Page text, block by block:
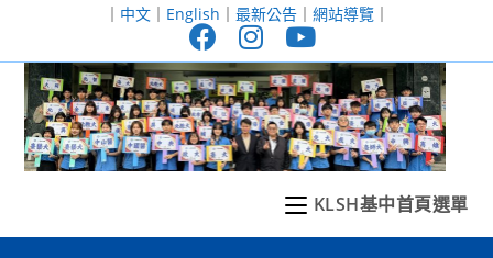
至
｜ 中文｜ English ｜ 最新公告｜ 網站導覽｜
KLSH基中首頁選單